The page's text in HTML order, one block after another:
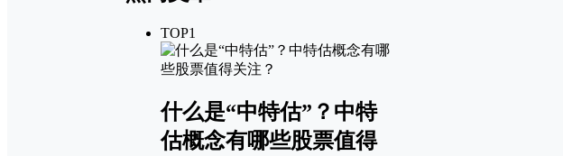
TOP1
什么是“中特估”？中特
估概念有哪些股票值得